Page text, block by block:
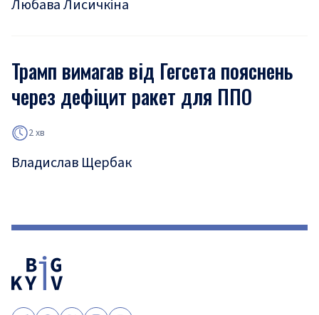
Любава Лисичкіна
Трамп вимагав від Гегсета пояснень
через дефіцит ракет для ППО
2 хв
Владислав Щербак